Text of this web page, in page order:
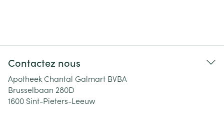
Contactez nous
Apotheek Chantal Galmart BVBA
Brusselbaan 280D
1600 Sint-Pieters-Leeuw